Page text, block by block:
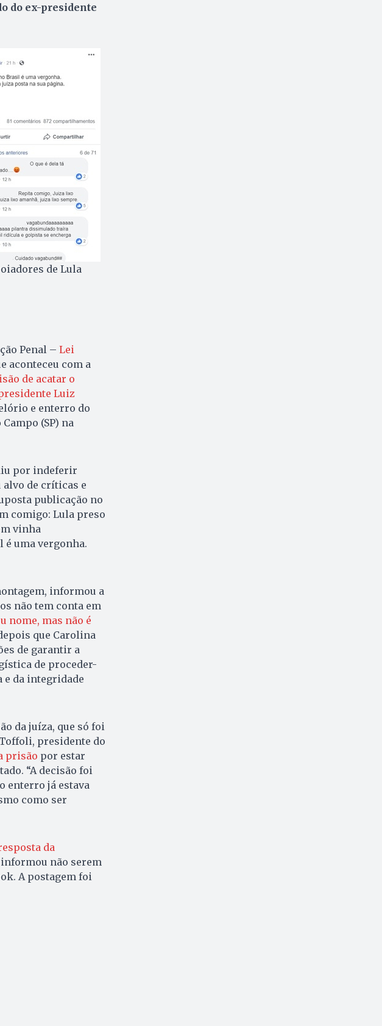
do ex-presidente
de Lula
Penal – Lei
aconteceu com a
de acatar o
Luiz
e enterro do
(SP) na
por indeferir
de críticas e
publicação no
comigo: Lula preso
vinha
é uma vergonha.
informou a
não tem conta em
nome, mas não é
que Carolina
de garantir a
de proceder-
e da integridade
da juíza, que só foi
presidente do
prisão por estar
“A decisão foi
enterro já estava
como ser
da
informou não serem
A postagem foi